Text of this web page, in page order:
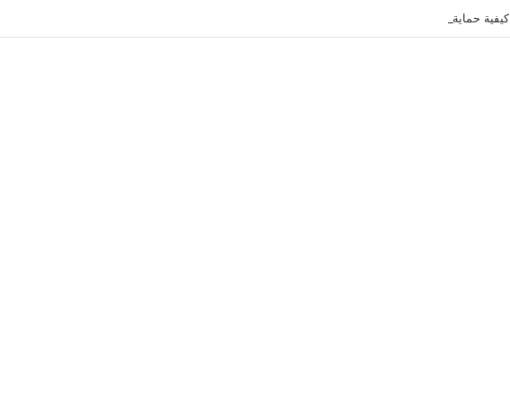
كيفية حماية بطاقتك الائتمانية من الاحتيال والاستخدام غير المصرح به